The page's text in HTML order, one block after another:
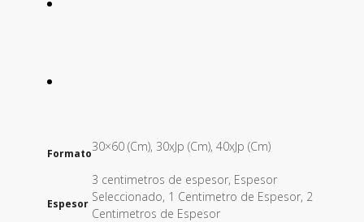
Formato30×60 (Cm), 30xJp (Cm), 40xJp (Cm)
Espesor
3 centimetros de espesor, Espesor
Seleccionado, 1 Centimetro de Espesor, 2
Centimetros de Espesor